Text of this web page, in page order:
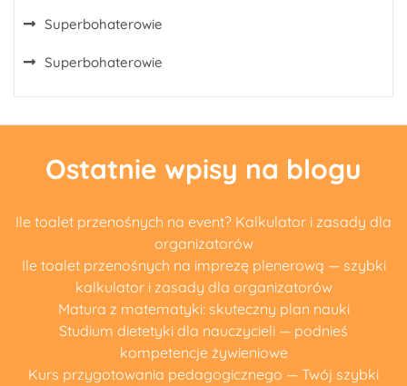
Superbohaterowie
Superbohaterowie
Ostatnie wpisy na blogu
Ile toalet przenośnych na event? Kalkulator i zasady dla
organizatorów
Ile toalet przenośnych na imprezę plenerową — szybki
kalkulator i zasady dla organizatorów
Matura z matematyki: skuteczny plan nauki
Studium dietetyki dla nauczycieli — podnieś
kompetencje żywieniowe
Kurs przygotowania pedagogicznego — Twój szybki